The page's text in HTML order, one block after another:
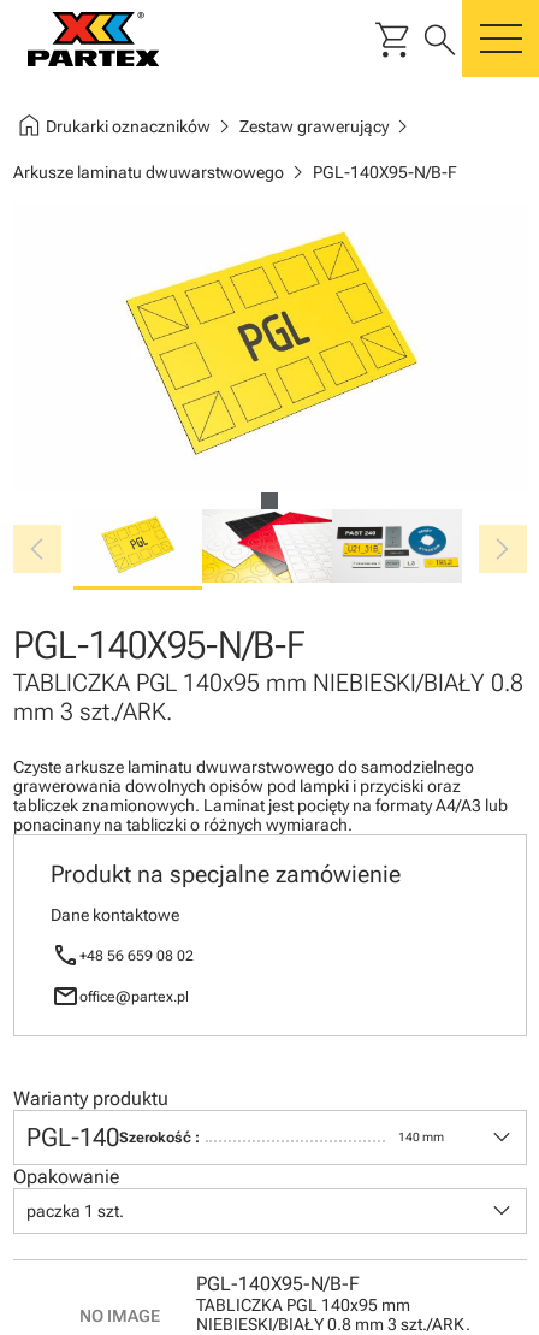
shopping_cart search
home Drukarki oznacznikówchevron_right Zestaw grawerującychevron_right
Arkusze laminatu dwuwarstwowegochevron_right PGL-140X95-N/B-F
chevron_left chevron_right
PGL-140X95-N/B-F
TABLICZKA PGL 140x95 mm NIEBIESKI/BIAŁY 0.8
mm 3 szt./ARK.
Czyste arkusze laminatu dwuwarstwowego do samodzielnego
grawerowania dowolnych opisów pod lampki i przyciski oraz
tabliczek znamionowych. Laminat jest pocięty na formaty A4/A3 lub
ponacinany na tabliczki o różnych wymiarach.
Produkt na specjalne zamówienie
Dane kontaktowe
call +48 56 659 08 02
mailoffice@partex.pl
Warianty produktu
PGL-140Szerokość : 140 mm keyboard_arrow_down
Opakowanie
paczka 1 szt. keyboard_arrow_down
PGL-140X95-N/B-F
TABLICZKA PGL 140x95 mm
NIEBIESKI/BIAŁY 0.8 mm 3 szt./ARK.